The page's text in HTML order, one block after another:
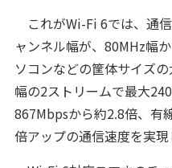
これがWi-Fi 6では、通
ャンネル幅が、80MHz幅
ソコンなどの筐体サイズ
幅の2ストリームで最大
867Mbpsから約2.8倍、有
倍アップの通信速度を実現